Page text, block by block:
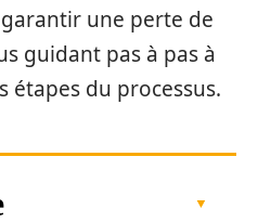
une perte de
guidant pas à pas à
étapes du processus.